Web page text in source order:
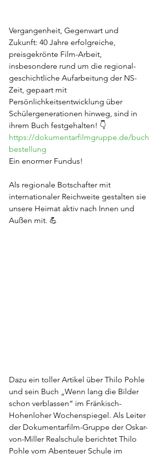
Vergangenheit, Gegenwart und
Zukunft: 40 Jahre erfolgreiche,
preisgekrönte Film-Arbeit,
insbesondere rund um die regional-
geschichtliche Aufarbeitung der NS-
Zeit, gepaart mit
Persönlichkeitsentwicklung über
Schülergenerationen hinweg, sind in
ihrem Buch festgehalten! 👇
https://dokumentarfilmgruppe.de/buch
bestellung
Ein enormer Fundus!
Als regionale Botschafter mit
internationaler Reichweite gestalten sie
unsere Heimat aktiv nach Innen und
Außen mit. 💪
Dazu ein toller Artikel über Thilo Pohle
und sein Buch „Wenn lang die Bilder
schon verblassen“ im Fränkisch-
Hohenloher Wochenspiegel. Als Leiter
der Dokumentarfilm-Gruppe der Oskar-
von-Miller Realschule berichtet Thilo
Pohle vom Abenteuer Schule im